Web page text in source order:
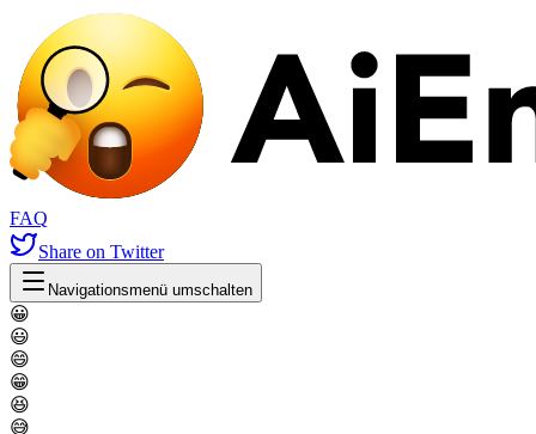
FAQ
Share on Twitter
Navigationsmenü umschalten
😀
😃
😄
😁
😆
😅